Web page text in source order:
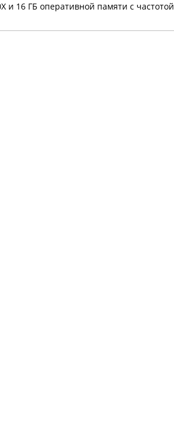
и 16 ГБ оперативной памяти с частотой